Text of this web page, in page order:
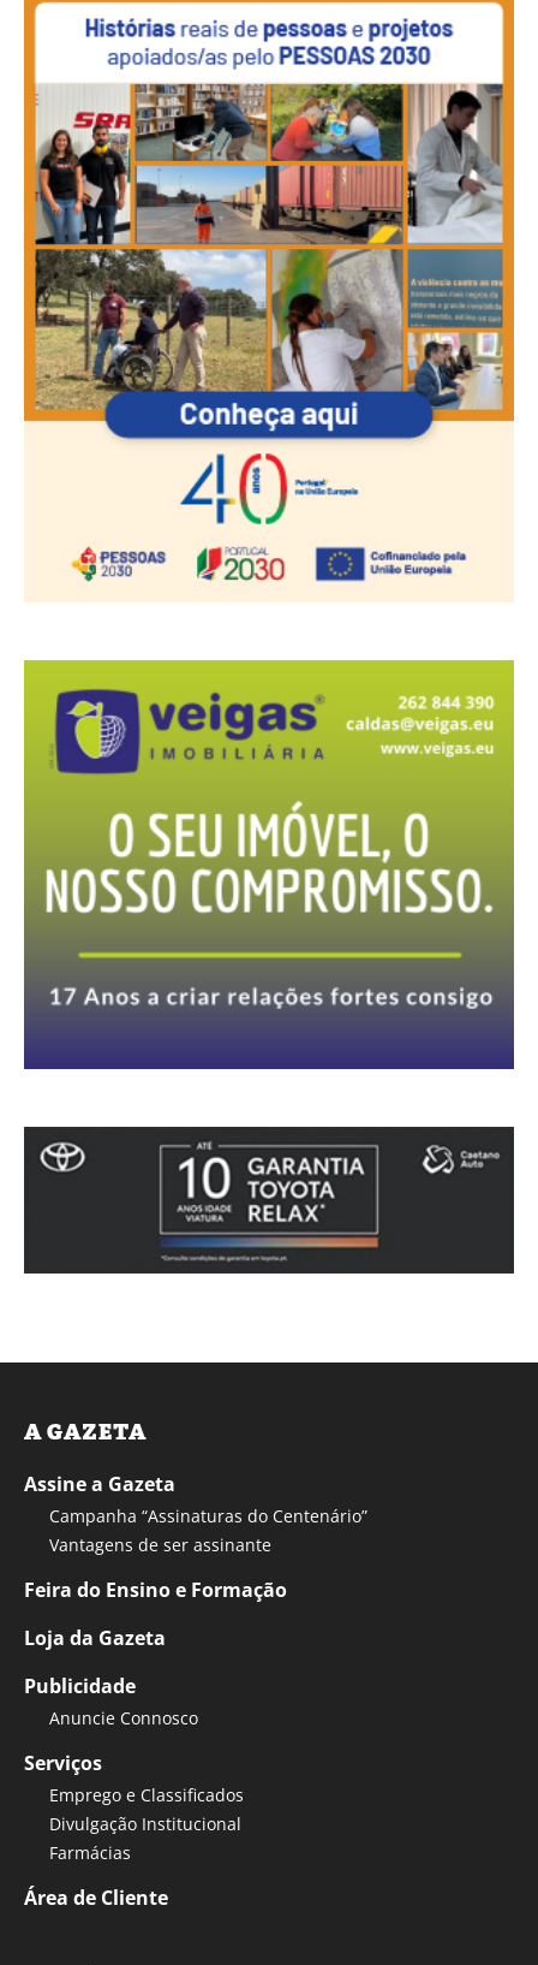
A GAZETA
Assine a Gazeta
Campanha “Assinaturas do Centenário”
Vantagens de ser assinante
Feira do Ensino e Formação
Loja da Gazeta
Publicidade
Anuncie Connosco
Serviços
Emprego e Classificados
Divulgação Institucional
Farmácias
Área de Cliente